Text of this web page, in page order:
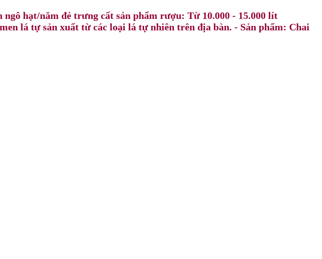
hạt/năm đẻ trưng cất sản phẩm rượu: Từ 10.000 - 15.000 lít
lá tự sản xuất từ các loại lá tự nhiên trên địa bàn. - Sản phẩm: Chai